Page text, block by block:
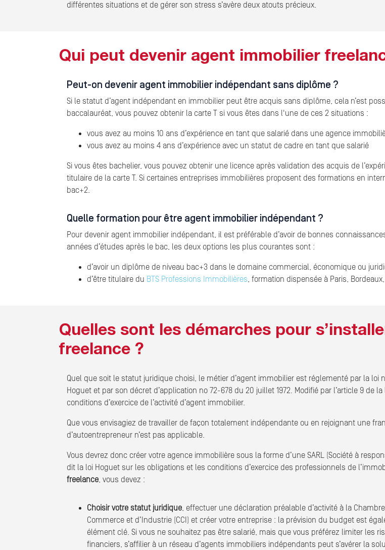
différentes situations et de gérer son stress s’avère deux atouts précieux.
Qui peut devenir agent immobilier
Peut-on devenir agent immobilier indépendant sans diplôme ?
Si le statut d’agent indépendant en immobilier peut être acquis sans diplôme, cela n’est
baccalauréat, vous pouvez obtenir la carte T si vous êtes dans l'une de ces 2 situations :
vous avez au moins 10 ans d’expérience en tant que salarié dans une agence
vous avez au moins 4 ans d’expérience avec un statut de cadre en tant que salarié
Si vous êtes bachelier, vous pouvez obtenir une licence après validation des acquis de
titulaire de la carte T. Si certaines entreprises immobilières proposent des formations en
bac+2.
Quelle formation pour être agent immobilier indépendant ?
Pour devenir agent immobilier indépendant, il est préférable d’avoir de bonnes
années d’études après le bac, les deux options les plus courantes sont :
d’avoir un diplôme de niveau bac+3 dans le domaine commercial, économique ou
d’être titulaire du BTS Professions Immobilières, formation dispensée à Paris,
Quelles sont les démarches pour
freelance ?
Quel que soit le statut juridique choisi, le métier d’agent immobilier est réglementé par la
Hoguet et par son décret d’application no 72-678 du 20 juillet 1972. Modifié par l’article 9 de
conditions d’exercice de l’activité d’agent immobilier.
Que vous envisagiez de travailler de façon totalement indépendante ou en rejoignant une
d’autoentrepreneur n’est pas applicable.
Vous devrez donc créer votre agence immobilière sous la forme d’une SARL (Société à
dit la loi Hoguet sur les obligations et les conditions d’exercice des professionnels de
freelance, vous devez :
Choisir votre statut juridique, effectuer une déclaration préalable d’activité à la
Commerce et d’Industrie (CCI) et créer votre entreprise : la prévision du budget est
élément clé. Si vous ne souhaitez pas être salarié, mais que vous préférez limiter les
financiers, s’affilier à un réseau d’agents immobiliers indépendants peut s’avérer la